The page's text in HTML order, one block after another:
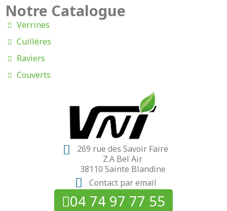
Notre Catalogue
Verrines
Cuillères
Raviers
Couverts
269 rue des Savoir Faire
Z.A Bel Air
38110 Sainte Blandine
Contact par email
04 74 97 77 55